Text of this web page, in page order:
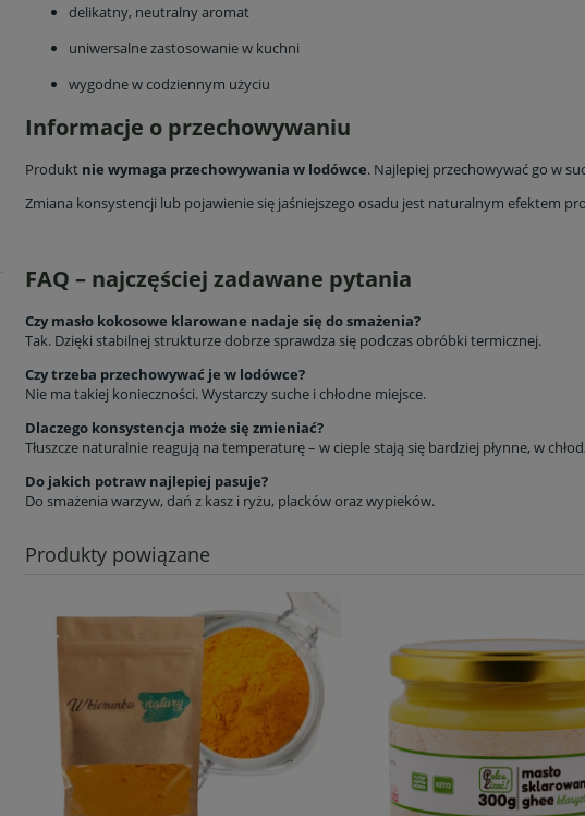
30 g - bomba witaminowa
12,33 zł
Najniższa cena:14,50 zł
do koszyka do koszyka
Produkty powiązane
delikatny, neutralny aromat
uniwersalne zastosowanie w kuchni
wygodne w codziennym użyciu
Informacje o przechowywaniu
Produkt nie wymaga przechowywania w lodówce. Najlepiej przechowywać go w
Zmiana konsystencji lub pojawienie się jaśniejszego osadu jest naturalnym efektem
FAQ – najczęściej zadawane pytania
Czy masło kokosowe klarowane nadaje się do smażenia?
Tak. Dzięki stabilnej strukturze dobrze sprawdza się podczas obróbki termicznej.
Czy trzeba przechowywać je w lodówce?
Nie ma takiej konieczności. Wystarczy suche i chłodne miejsce.
Dlaczego konsystencja może się zmieniać?
Tłuszcze naturalnie reagują na temperaturę – w cieple stają się bardziej płynne, w
Do jakich potraw najlepiej pasuje?
Do smażenia warzyw, dań z kasz i ryżu, placków oraz wypieków.